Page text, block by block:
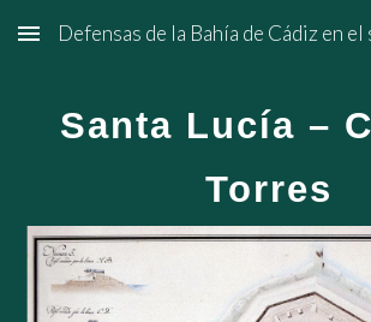
Skip to main content
Defensas de la Bahía de Cádiz en
Santa Lucía –
Torres